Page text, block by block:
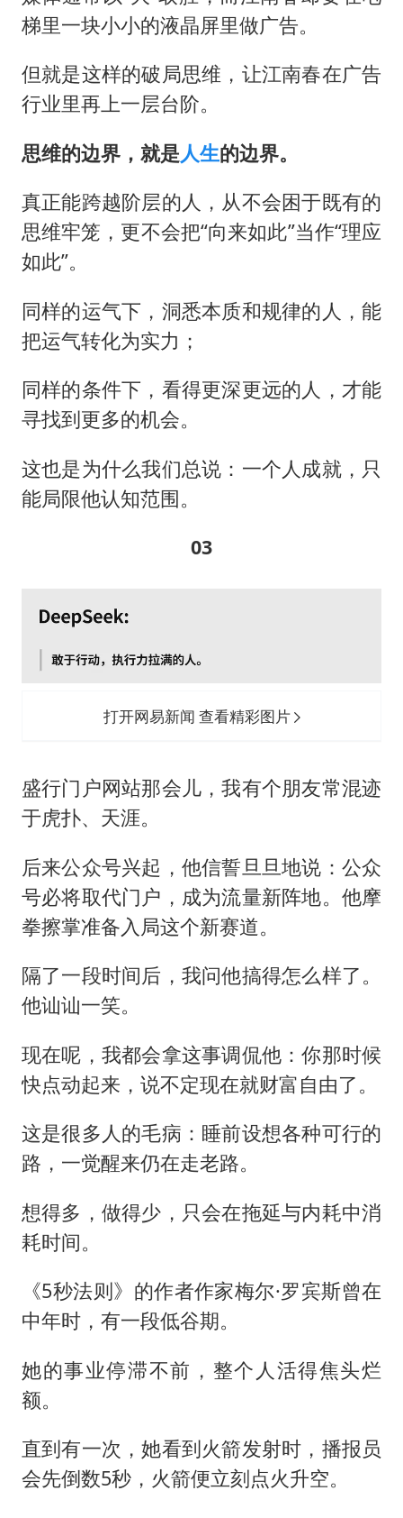
梯里一块小小的液晶屏里做广告。
但就是这样的破局思维，让江南春在广告
行业里再上一层台阶。
思维的边界，就是人生的边界。
真正能跨越阶层的人，从不会困于既有的
思维牢笼，更不会把“向来如此”当作“理应
如此”。
同样的运气下，洞悉本质和规律的人，能
把运气转化为实力；
同样的条件下，看得更深更远的人，才能
寻找到更多的机会。
这也是为什么我们总说：一个人成就，只
能局限他认知范围。
03
打开网易新闻 查看精彩图片
盛行门户网站那会儿，我有个朋友常混迹
于虎扑、天涯。
后来公众号兴起，他信誓旦旦地说：公众
号必将取代门户，成为流量新阵地。他摩
拳擦掌准备入局这个新赛道。
隔了一段时间后，我问他搞得怎么样了。
他讪讪一笑。
现在呢，我都会拿这事调侃他：你那时候
快点动起来，说不定现在就财富自由了。
这是很多人的毛病：睡前设想各种可行的
路，一觉醒来仍在走老路。
想得多，做得少，只会在拖延与内耗中消
耗时间。
《5秒法则》的作者作家梅尔·罗宾斯曾在
中年时，有一段低谷期。
她的事业停滞不前，整个人活得焦头烂
额。
直到有一次，她看到火箭发射时，播报员
会先倒数5秒，火箭便立刻点火升空。